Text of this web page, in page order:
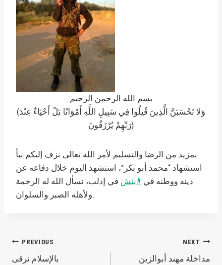
بسم الله الرحمن الرحيم
(وَلا تَحْسَبَنَّ الَّذِينَ قُتِلُوا فِي سَبِيلِ اللَّهِ أَمْوَاتًا بَلْ أَحْيَاءٌ عِنْدَ
رَبِّهِمْ يُرْزَقُونَ)
بمزيد من الرضا والتسليم لأمر الله تعالى نزف إليكم نبأ
استشهاد “محمد أبو بكر”، استشهد اليوم خلال دفاعه عن
دينه ووطنه في #بنش في إدلب، نسأل الله له الرحمة
ولأهله الصبر والسلوان.
Post
PREVIOUS
بالإسلام نرقى
NEXT
مداخلة مهند أبوالزين